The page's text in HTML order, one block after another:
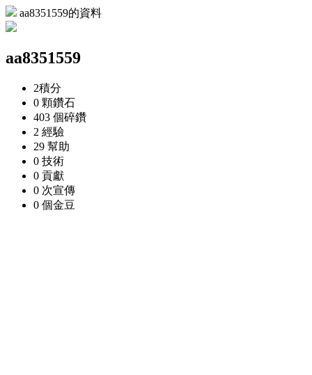
aa8351559的資料
aa8351559
2積分
0 顆鑽石
403 個碎鑽
2 經驗
29 幫助
0 技術
0 貢獻
0 次宣傳
0 個金豆